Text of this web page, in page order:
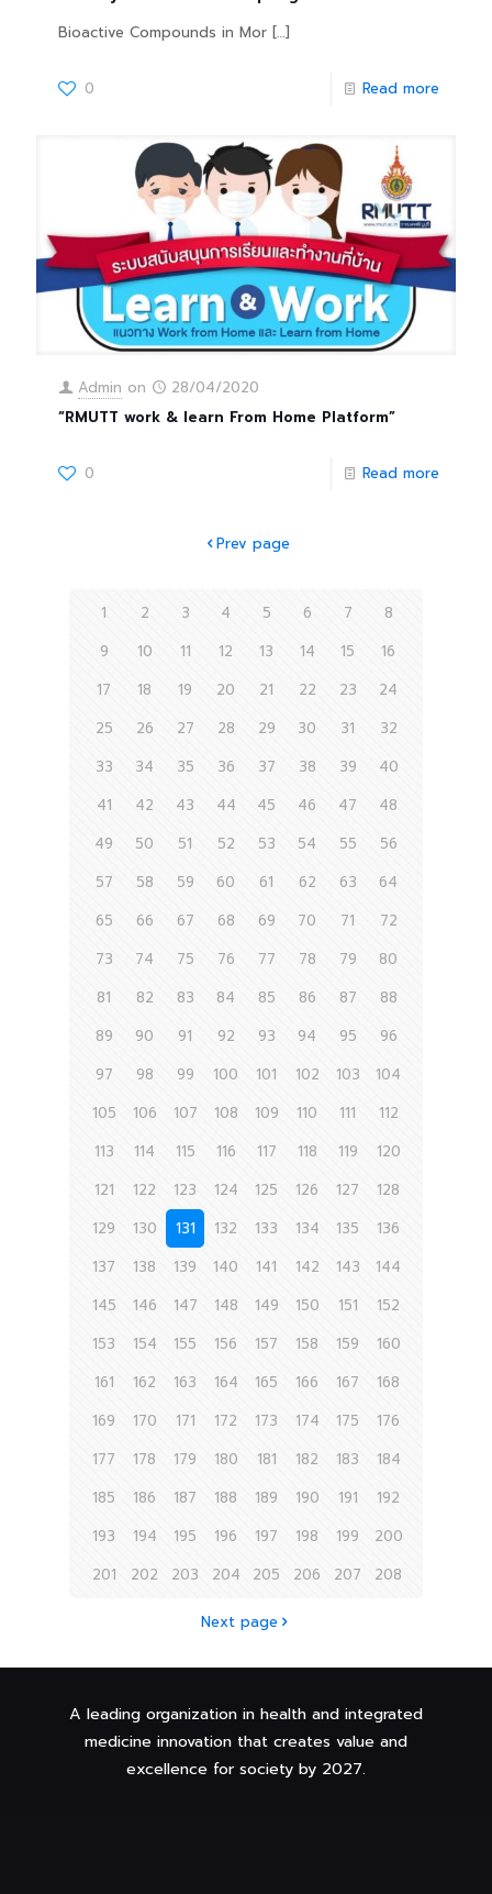
Bioactive Compounds in Mor […]
0 Read more
Admin on
28/04/2020
“RMUTT work & learn From Home Platform”
0 Read more
Prev page
1 2 3 4 5 6 7
8
9
10 11 12 13 14 15
16
17
18 19 20 21 22 23
24
25
26 27 28 29 30 31
32
33
34 35 36 37 38 39
40
41
42 43 44 45 46 47
48
49
50 51 52 53 54 55
56
57
58 59 60 61 62 63
64
65
66 67 68 69 70 71
72
73
74 75 76 77 78 79
80
81
82 83 84 85 86 87
88
89
90 91 92 93 94 95
96
97
98 99 100 101 102 103
104
105
106 107 108 109 110 111
112
113
114 115 116 117 118 119
120
121
122 123 124 125 126 127
128
129
130 131 132 133 134 135
136
137
138 139 140 141 142 143
144
145
146 147 148 149 150 151
152
153
154 155 156 157 158 159
160
161
162 163 164 165 166 167
168
169
170 171 172 173 174 175
176
177
178 179 180 181 182 183
184
185
186 187 188 189 190 191
192
193
194 195 196 197 198 199
200
201
202 203 204 205 206 207 208
Next page
A leading organization in health and integrated
medicine innovation that creates value and
excellence for society by 2027.